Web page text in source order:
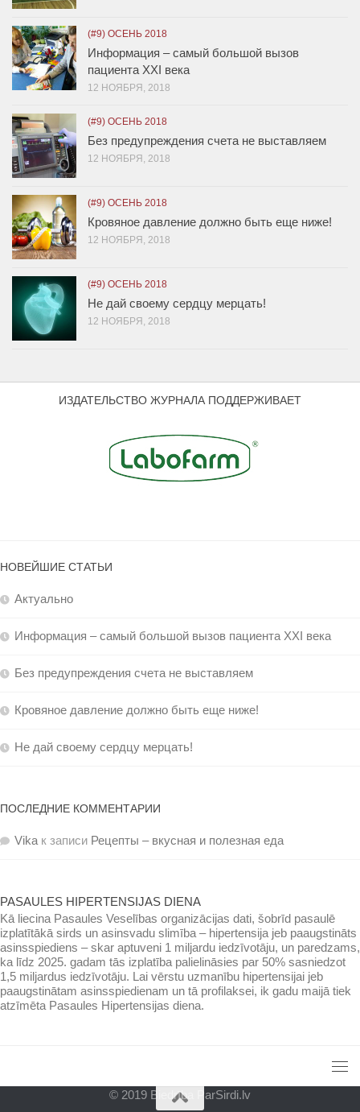
(#9) ОСЕНЬ 2018
Информация – самый большой вызов
пациента XXI века
12 НОЯБРЯ, 2018
(#9) ОСЕНЬ 2018
Без предупреждения счета не выставляем
12 НОЯБРЯ, 2018
(#9) ОСЕНЬ 2018
Кровяное давление должно быть еще ниже!
12 НОЯБРЯ, 2018
(#9) ОСЕНЬ 2018
Не дай своему сердцу мерцать!
12 НОЯБРЯ, 2018
ИЗДАТЕЛЬСТВО ЖУРНАЛА ПОДДЕРЖИВАЕТ
НОВЕЙШИЕ СТАТЬИ
Актуально
Информация – самый большой вызов пациента XXI века
Без предупреждения счета не выставляем
Кровяное давление должно быть еще ниже!
Не дай своему сердцу мерцать!
ПОСЛЕДНИЕ КОММЕНТАРИИ
Vika к записи Рецепты – вкусная и полезная еда
PASAULES HIPERTENSIJAS DIENA
Kā liecina Pasaules Veselības organizācijas dati, šobrīd pasaulē
izplatītākā sirds un asinsvadu slimība – hipertensija jeb paaugstināts
asinsspiediens – skar aptuveni 1 miljardu iedzīvotāju, un paredzams,
ka līdz 2025. gadam tās izplatība palielināsies par 50% sasniedzot
1,5 miljardus iedzīvotāju. Lai vērstu uzmanību hipertensijai jeb
paaugstinātam asinsspiedienam un tā profilaksei, ik gadu maijā tiek
atzīmēta Pasaules Hipertensijas diena.
© 2019 Biedrība ParSirdi.lv